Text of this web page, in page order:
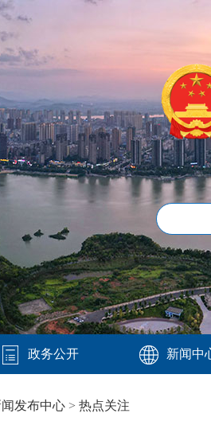
政务公开 新闻中
闻发布中心 > 热点关注